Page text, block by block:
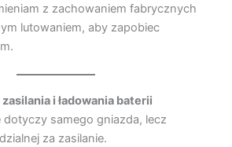
z zachowaniem fabrycznych
lutowaniem, aby zapobiec
zasilania i ładowania baterii
dotyczy samego gniazda, lecz
za zasilanie.